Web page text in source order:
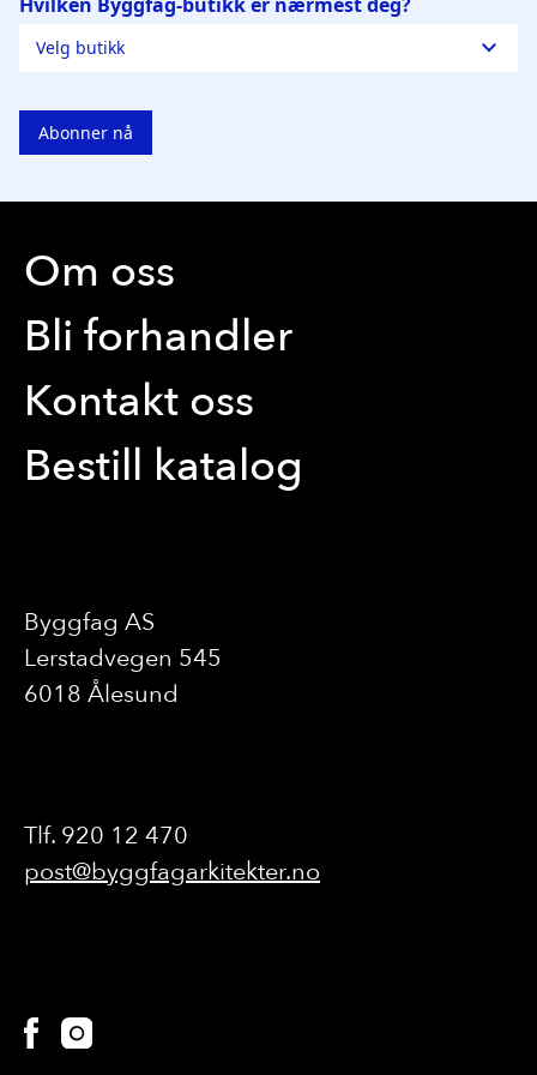
Om oss
Bli forhandler
Kontakt oss
Bestill katalog
Byggfag AS
Lerstadvegen 545
6018 Ålesund
Tlf. 920 12 470
post@byggfagarkitekter.no